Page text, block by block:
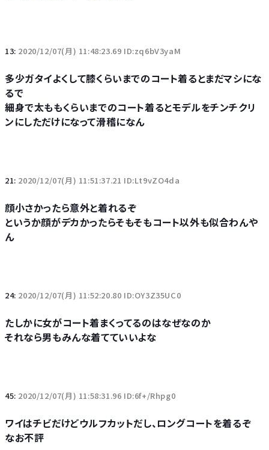
13: 2020/12/07(月) 11:48:23.69 ID:zq6bV3yaM
多少ガタイよくして膝くらいまでのコート着るとまだマシにな
るで
細身で太ももくらいまでのコート着るとモデルをチンチクリ
ンにしただけになって滑稽になん
21: 2020/12/07(月) 11:51:37.21 ID:Lt9vZO4da
顔小さかったら意外と着れるぞ
というか顔がデカかったらそもそもコート以外も似合わんや
ん
24: 2020/12/07(月) 11:52:20.80 ID:OY3Z35UC0
たしかに女がコート着まくってるのはなぜなのか
それなら男もみんな着てていいよな
45: 2020/12/07(月) 11:58:31.96 ID:6f+/Rhpg0
ワイはチビだけどウルフカットだし、ロングコートを着るぞ
なお不評